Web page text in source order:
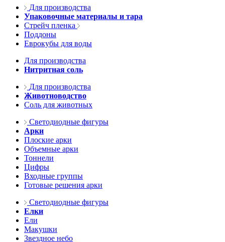
Для производства
Упаковочные материалы и тара
Стрейч пленка
Поддоны
Еврокубы для воды
Для производства
Нитритная соль
Для производства
Животноводство
Соль для животных
Светодиодные фигуры
Арки
Плоские арки
Объемные арки
Тоннели
Цифры
Входные группы
Готовые решения арки
Светодиодные фигуры
Елки
Ели
Макушки
Звездное небо